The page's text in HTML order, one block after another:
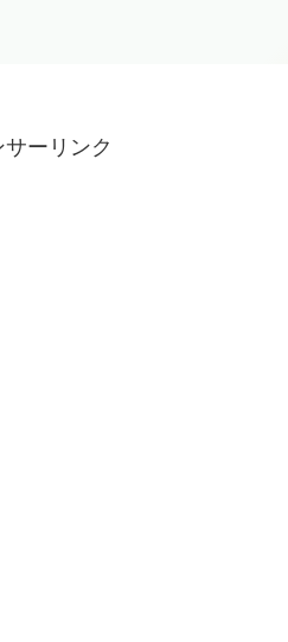
と覗いてみましたが、校舎もそういう
サーリンク